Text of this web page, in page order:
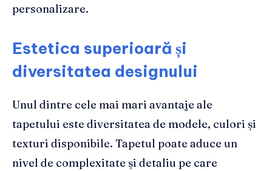
personalizare.
Estetica superioară și
diversitatea designului
Unul dintre cele mai mari avantaje ale
tapetului este diversitatea de modele, culori și
texturi disponibile. Tapetul poate aduce un
nivel de complexitate și detaliu pe care